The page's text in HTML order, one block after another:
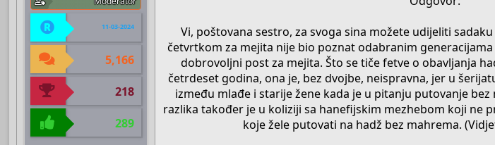
11-03-2024
5,166
218
289
Vi, poštovana sestro, za svoga sina možete udijeliti
četvrtkom za mejita nije bio poznat odabranim
dobrovoljni post za mejita. Što se tiče fetve o obavljanja
četrdeset godina, ona je, bez dvojbe, neispravna, jer u
između mlađe i starije žene kada je u pitanju putovanje
razlika također je u koliziji sa hanefijskim mezhebom koji ne
koje žele putovati na hadž bez mahrema.